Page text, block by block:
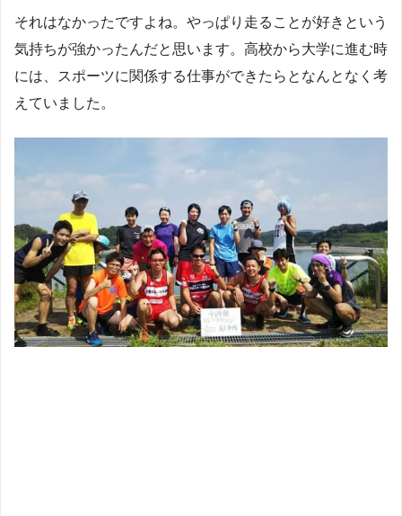
それはなかったですよね。やっぱり走ることが好きという
気持ちが強かったんだと思います。高校から大学に進む時
には、スポーツに関係する仕事ができたらとなんとなく考
えていました。